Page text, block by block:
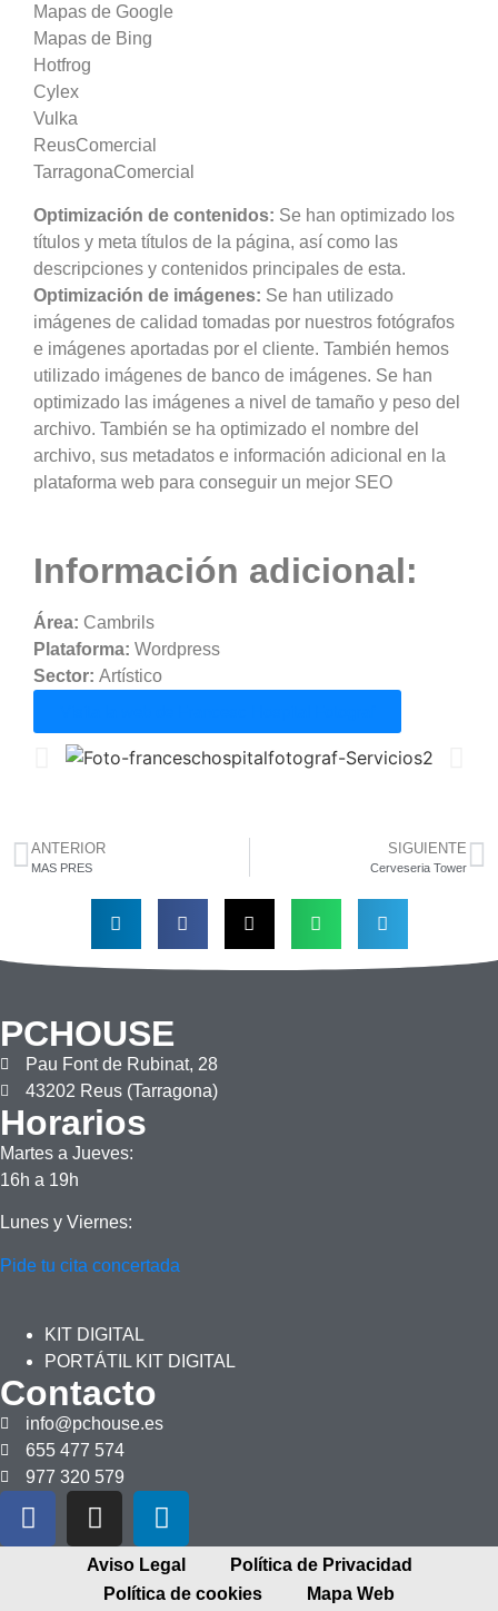
Mapas de Google
Mapas de Bing
Hotfrog
Cylex
Vulka
ReusComercial
TarragonaComercial
Optimización de contenidos: Se han optimizado los
títulos y meta títulos de la página, así como las
descripciones y contenidos principales de esta.
Optimización de imágenes: Se han utilizado
imágenes de calidad tomadas por nuestros fotógrafos
e imágenes aportadas por el cliente. También hemos
utilizado imágenes de banco de imágenes. Se han
optimizado las imágenes a nivel de tamaño y peso del
archivo. También se ha optimizado el nombre del
archivo, sus metadatos e información adicional en la
plataforma web para conseguir un mejor SEO
Información adicional:
Área: Cambrils
Plataforma: Wordpress
Sector: Artístico
ANTERIOR
MAS PRES
SIGUIENTE
Cerveseria Tower
PCHOUSE
Pau Font de Rubinat, 28
43202 Reus (Tarragona)
Horarios
Martes a Jueves:
16h a 19h
Lunes y Viernes:
Pide tu cita concertada
KIT DIGITAL
PORTÁTIL KIT DIGITAL
Contacto
info@pchouse.es
655 477 574
977 320 579
Aviso Legal
Política de Privacidad
Política de cookies
Mapa Web